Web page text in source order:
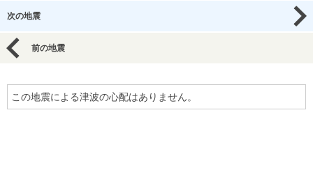
次の地震
前の地震
この地震による津波の心配はありません。